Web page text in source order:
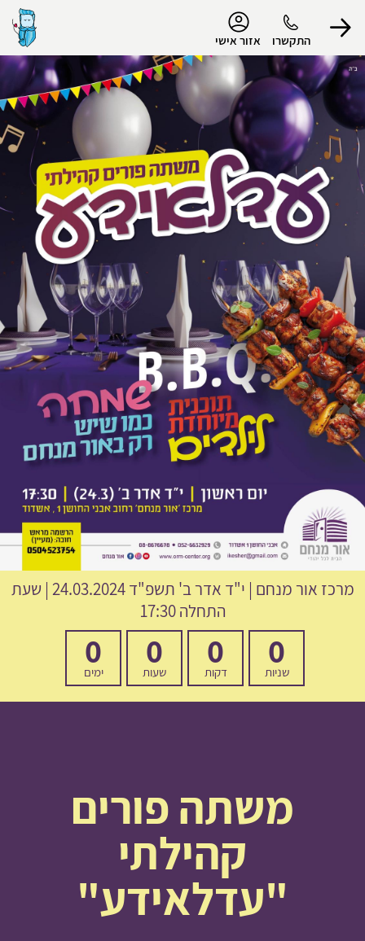
התקשרו אזור אישי
הפרופיל שלי
התנתק
מרכז אור מנחם | י"ד אדר ב' תשפ"ד
24.03.2024 | שעת
התחלה 17:30
0
שניות
0
דקות
0
שעות
0
ימים
משתה פורים
קהילתי
"עדלאידע"